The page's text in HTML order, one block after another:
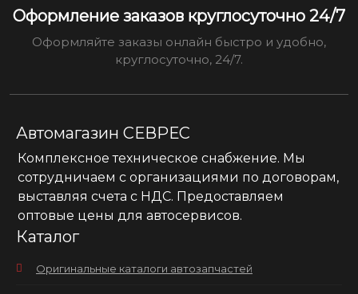
Оформление заказов круглосуточно 24/7
Оформляйте заказы онлайн быстро и удобно,
круглосуточно, 24/7.
Автомагазин СЕВРЕС
Комплексное техническое снабжение. Мы
сотрудничаем с организациями по договорам,
выставляя счета с НДС. Предоставляем
оптовые цены для автосервисов.
Каталог
Оригинальные каталоги автозапчастей